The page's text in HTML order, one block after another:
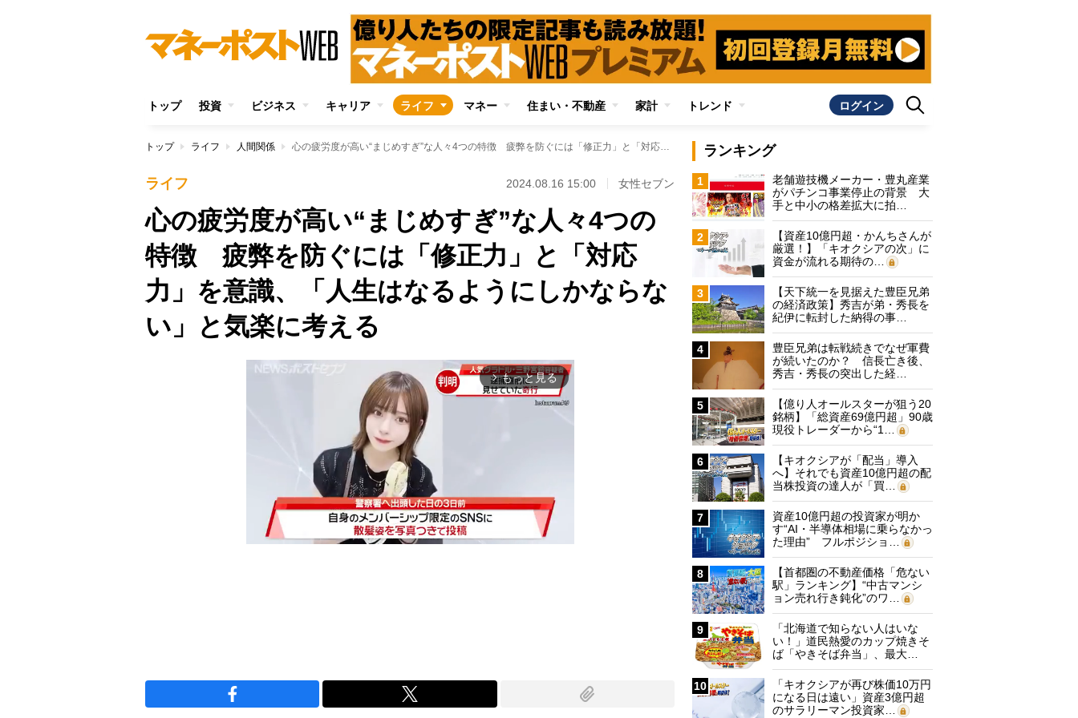
トップ 投資 ビジネス キャリア ライフ マネー 住まい・不動産 家計 トレンド ログイン
トップ ライフ 人間関係 心の疲労度が高い“まじめすぎ”な人々4つの特徴 疲弊を防ぐには「修正力」と「対応力」を意識、「人生はなるようにしかならない」と気楽に考える
ライフ 2024.08.16 15:00 女性セブン
心の疲労度が高い“まじめすぎ”な人々4つの
特徴 疲弊を防ぐには「修正力」と「対応
力」を意識、「人生はなるようにしかならな
い」と気楽に考える
arrow_forward_ios もっと見る
ランキング
1
老舗遊技機メーカー・豊丸産業
がパチンコ事業停止の背景 大
手と中小の格差拡大に拍…
2
【資産10億円超・かんちさんが
厳選！】「キオクシアの次」に
資金が流れる期待の…
3
【天下統一を見据えた豊臣兄弟
の経済政策】秀吉が弟・秀長を
紀伊に転封した納得の事…
4
豊臣兄弟は転戦続きでなぜ軍費
が続いたのか？ 信長亡き後、
秀吉・秀長の突出した経…
5
【億り人オールスターが狙う20
銘柄】「総資産69億円超」90歳
現役トレーダーから“1…
6
【キオクシアが「配当」導入
へ】それでも資産10億円超の配
当株投資の達人が「買…
7
資産10億円超の投資家が明か
す“AI・半導体相場に乗らなかっ
た理由” フルポジショ…
8
【首都圏の不動産価格「危ない
駅」ランキング】“中古マンシ
ョン売れ行き鈍化”のワ…
9
「北海道で知らない人はいな
い！」道民熱愛のカップ焼きそ
ば「やきそば弁当」、最大…
10
「キオクシアが再び株価10万円
になる日は遠い」資産3億円超
のサラリーマン投資家…